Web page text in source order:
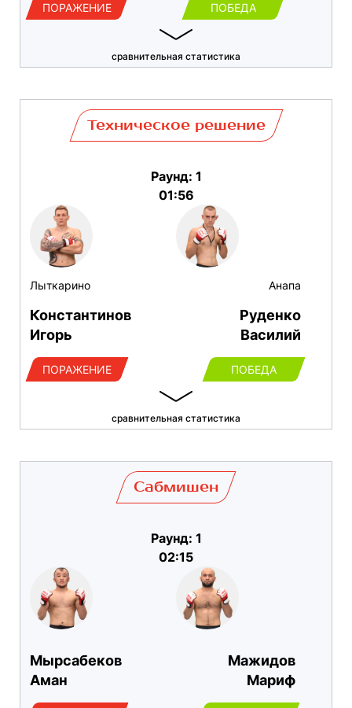
ПОРАЖЕНИЕ ПОБЕДА
сравнительная статистика
Лыткарино
Константинов
Игорь
ПОРАЖЕНИЕ
Техническое решение
Раунд: 1
01:56
Анапа
Руденко
Василий
ПОБЕДА
сравнительная статистика
Мырсабеков
Аман
Сабмишен
Раунд: 1
02:15
Мажидов
Мариф